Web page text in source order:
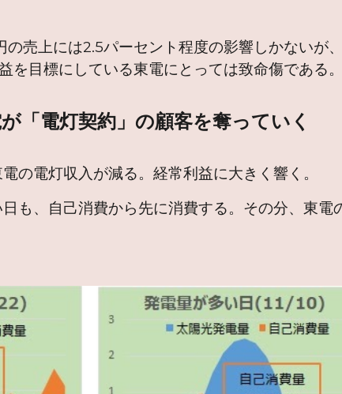
売上には2.5パーセント程度の影響しかないが
目標にしている東電にとっては致命傷である。
「電灯契約」の顧客を奪っていく
の電灯収入が減る。経常利益に大きく響く。
も、自己消費から先に消費する。その分、東電